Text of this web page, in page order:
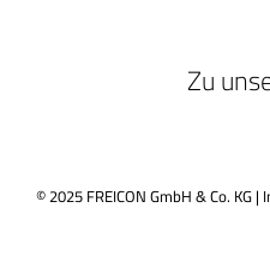
Zu
© 2025 FREICON GmbH & Co. KG |